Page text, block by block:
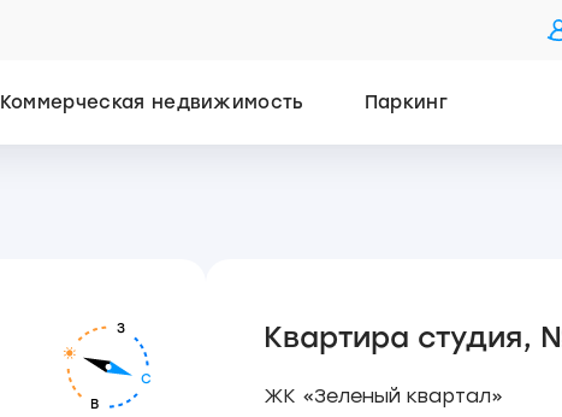
Коммерческая недвижимость Паркинг
С
В
З Квартира студия,
ЖК «Зеленый квартал»